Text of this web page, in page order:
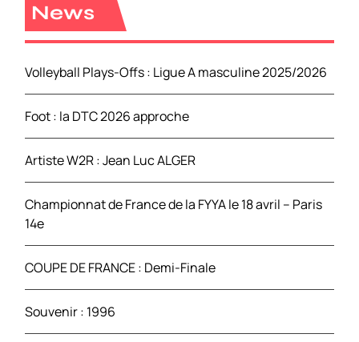
h
e
:
News
Volleyball Plays-Offs : Ligue A masculine 2025/2026
Foot : la DTC 2026 approche
Artiste W2R : Jean Luc ALGER
Championnat de France de la FYYA le 18 avril – Paris
14e
COUPE DE FRANCE : Demi-Finale
Souvenir : 1996